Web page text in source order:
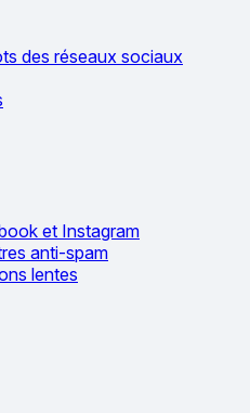
des réseaux sociaux
et Instagram
anti-spam
lentes